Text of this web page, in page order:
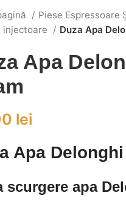
Piese Espressoare
injectoare
Duza Apa
Apa
lei
Apa
scurgere apa